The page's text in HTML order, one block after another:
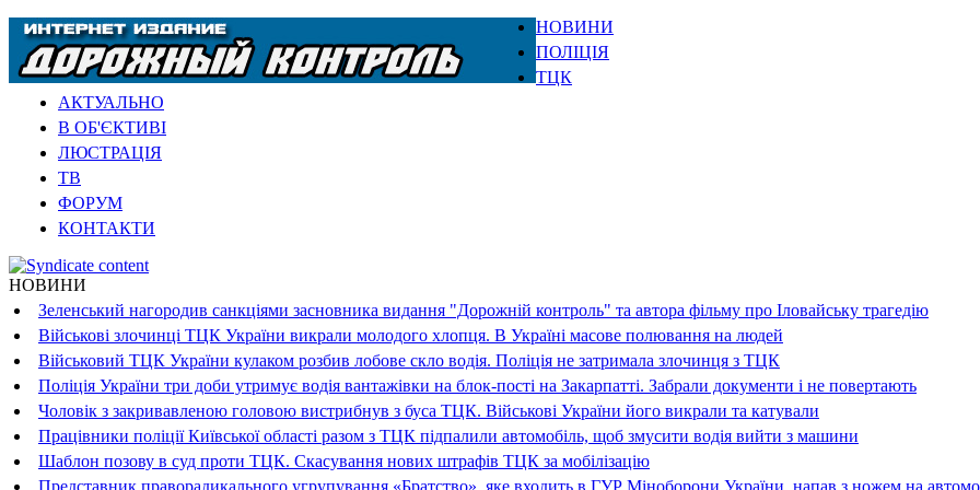
НОВИНИ
ПОЛІЦІЯ
ТЦК
АКТУАЛЬНО
В ОБ'ЄКТИВІ
ЛЮСТРАЦІЯ
ТВ
ФОРУМ
КОНТАКТИ
НОВИНИ
Зеленський нагородив санкціями засновника видання "Дорожній контроль" та автора фільму про Іловайську трагедію
Військові злочинці ТЦК України викрали молодого хлопця. В Україні масове полювання на людей
Військовий ТЦК України кулаком розбив лобове скло водія. Поліція не затримала злочинця з ТЦК
Поліція України три доби утримує водія вантажівки на блок-пості на Закарпатті. Забрали документи і не повертають
Чоловік з закривавленою головою вистрибнув з буса ТЦК. Військові України його викрали та катували
Працівники поліції Київської області разом з ТЦК підпалили автомобіль, щоб змусити водія вийти з машини
Шаблон позову в суд проти ТЦК. Скасування нових штрафів ТЦК за мобілізацію
Представник праворадикального угрупування «Братство», яке входить в ГУР Міноборони України, напав з ножем на